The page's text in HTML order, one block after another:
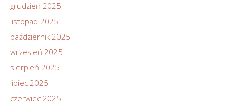
grudzień 2025
listopad 2025
październik 2025
wrzesień 2025
sierpień 2025
lipiec 2025
czerwiec 2025